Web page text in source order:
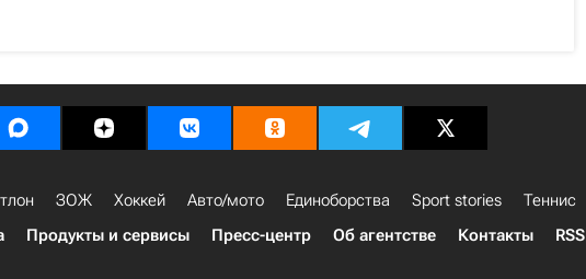
ЗОЖ Хоккей Авто/мото Единоборства Sport stories Теннис
Продукты и сервисы Пресс-центр Об агентстве Контакты RSS